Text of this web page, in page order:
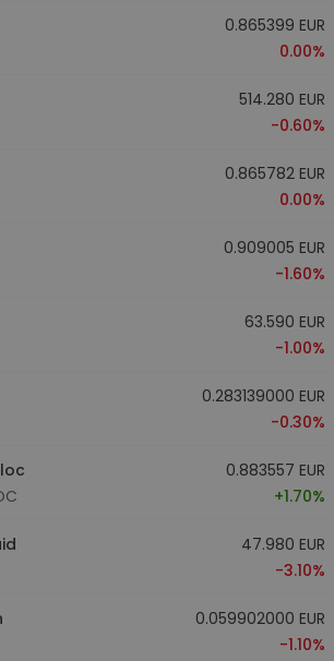
0.865399 EUR
0.00%
514.280 EUR
-0.60%
0.865782 EUR
0.00%
0.909005 EUR
-1.60%
63.590 EUR
-1.00%
0.283139000 EUR
-0.30%
0.883557 EUR
+1.70%
47.980 EUR
-3.10%
0.059902000 EUR
-1.10%